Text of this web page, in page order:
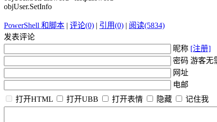
objUser.SetInfo
PowerShell 和脚本 | 评论(0) | 引用(0) | 阅读(5834)
发表评论
昵称 [注册]
密码 游客无
网址
电邮
打开HTML
打开UBB 打开表情 隐藏 记住我